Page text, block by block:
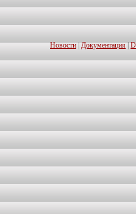
Новости|Документация|